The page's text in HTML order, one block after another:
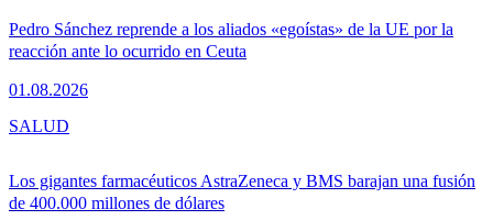
Pedro Sánchez reprende a los aliados «egoístas» de la UE por la
reacción ante lo ocurrido en Ceuta
01.08.2026
Los gigantes farmacéuticos AstraZeneca y BMS barajan una fusión
de 400.000 millones de dólares
SALUD